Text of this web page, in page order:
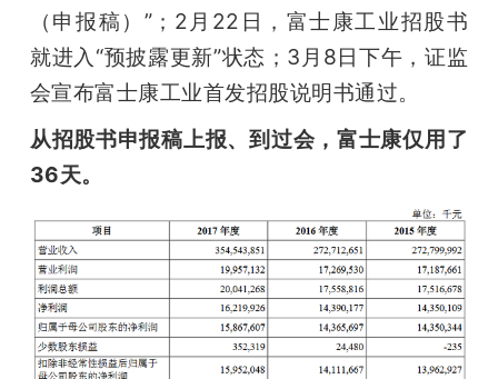
心
GAIR
专
题
爱
搞
（申报稿）”；2月22日，富士康工业招股书
就进入“预披露更新”状态；3月8日下午，证监
会宣布富士康工业首发招股说明书通过。
从招股书申报稿上报、到过会，富士康仅用了
36天。